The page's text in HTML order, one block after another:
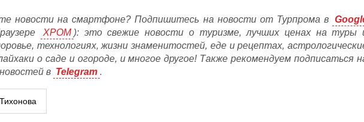
новости на смартфоне? Подпишитесь на новости от Турпрома в
ХРОМ ): это свежие новости о туризме, лучших ценах на туры
технологиях, жизни знаменитостей, еде и рецептах,
о саде и огороде, и многое другое! Также рекомендуем подписаться
в Telegram .